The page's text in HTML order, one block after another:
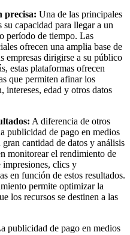
precisa: Una de las principales
capacidad para llegar a un
período de tiempo. Las
ofrecen una amplia base de
empresas dirigirse a su público
estas plataformas ofrecen
que permiten afinar los
intereses, edad y otros datos
A diferencia de otros
publicidad de pago en medios
cantidad de datos y análisis
monitorear el rendimiento de
impresiones, clics y
en función de estos resultados.
permite optimizar la
los recursos se destinen a las
publicidad de pago en medios